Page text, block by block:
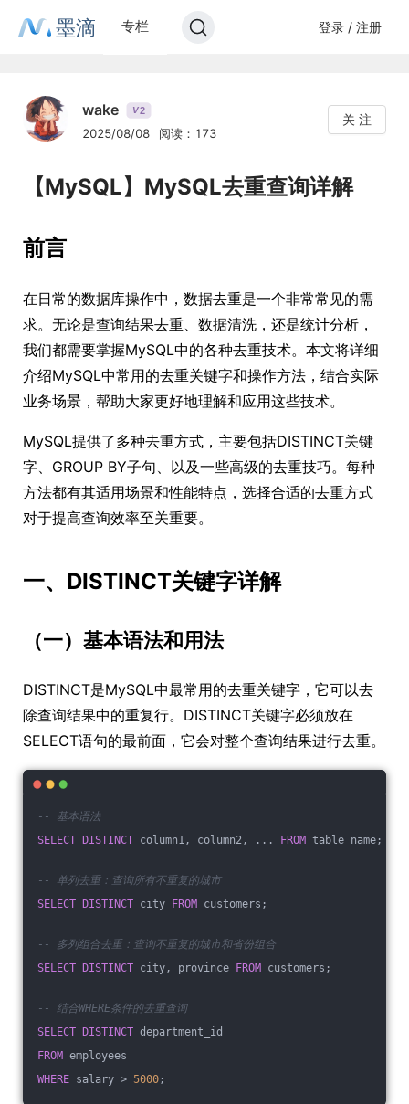
墨滴 专栏 登录 / 注册
wake V2
2025/08/08 阅读：173
关 注
【MySQL】MySQL去重查询详解
前言
在日常的数据库操作中，数据去重是一个非常常见的需
求。无论是查询结果去重、数据清洗，还是统计分析，
我们都需要掌握MySQL中的各种去重技术。本文将详细
介绍MySQL中常用的去重关键字和操作方法，结合实际
业务场景，帮助大家更好地理解和应用这些技术。
MySQL提供了多种去重方式，主要包括DISTINCT关键
字、GROUP BY子句、以及一些高级的去重技巧。每种
方法都有其适用场景和性能特点，选择合适的去重方式
对于提高查询效率至关重要。
一、DISTINCT关键字详解
（一）基本语法和用法
DISTINCT是MySQL中最常用的去重关键字，它可以去
除查询结果中的重复行。DISTINCT关键字必须放在
SELECT语句的最前面，它会对整个查询结果进行去重。
-- 基本语法
SELECT
DISTINCT column1, column2, ... FROM table_name;
-- 单列去重：查询所有不重复的城市
SELECT
DISTINCT city FROM customers;
-- 多列组合去重：查询不重复的城市和省份组合
SELECT
DISTINCT city, province FROM customers;
-- 结合WHERE条件的去重查询
SELECT
DISTINCT department_id
FROM employees
WHERE salary > 5000;